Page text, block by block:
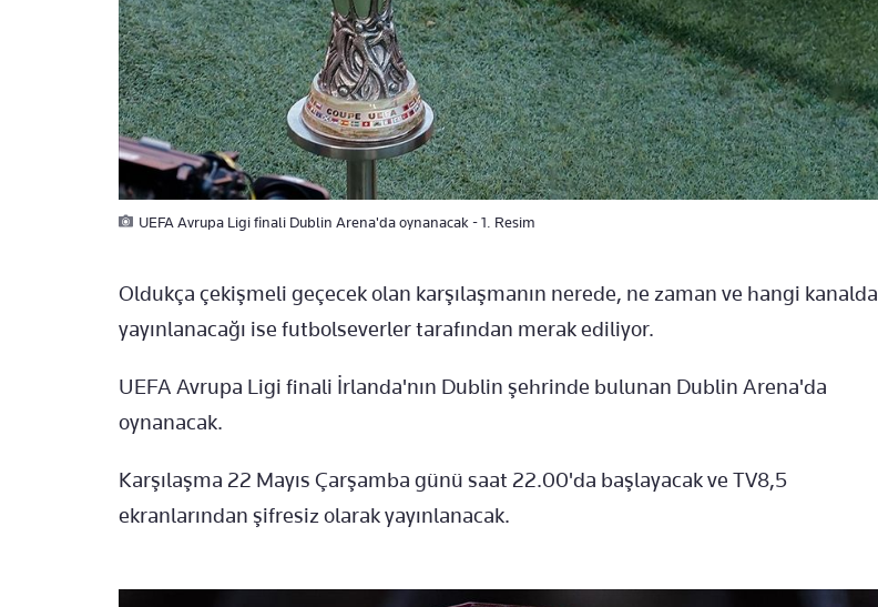
UEFA Avrupa Ligi finali Dublin Arena'da oynanacak - 1. Resim
Oldukça çekişmeli geçecek olan karşılaşmanın nerede, ne zaman ve hangi kanalda
yayınlanacağı ise futbolseverler tarafından merak ediliyor.
UEFA Avrupa Ligi finali İrlanda'nın Dublin şehrinde bulunan Dublin Arena'da
oynanacak.
Karşılaşma 22 Mayıs Çarşamba günü saat 22.00'da başlayacak ve TV8,5
ekranlarından şifresiz olarak yayınlanacak.